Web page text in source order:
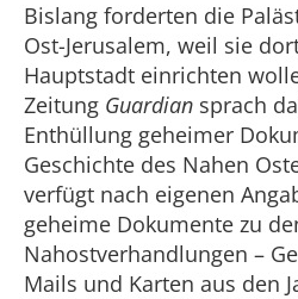
Bislang forderten die
Ost-Jerusalem, weil sie
Hauptstadt einrichten
Zeitung Guardian sprach
Enthüllung geheimer
Geschichte des Nahen
verfügt nach eigenen
geheime Dokumente zu
Nahostverhandlungen –
Mails und Karten aus den